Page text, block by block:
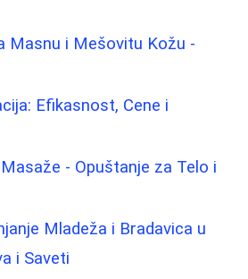
Masnu i Mešovitu Kožu -
Efikasnost, Cene i
- Opuštanje za Telo i
Mladeža i Bradavica u
i Saveti